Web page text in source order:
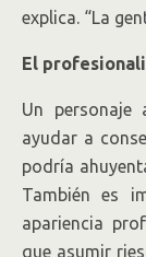
explica. “La
El
Un personaje
ayudar a
podría
También es
apariencia
que asumir